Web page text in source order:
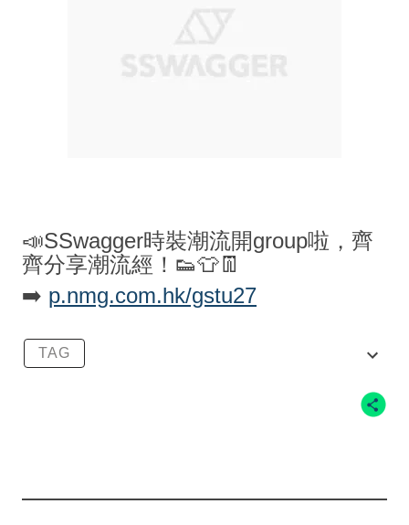
📣SSwagger時裝潮流開group啦，齊
齊分享潮流經！👟👕👖
➡️ p.nmg.com.hk/gstu27
TAG